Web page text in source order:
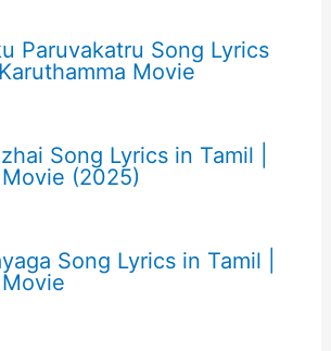
Paruvakatru Song Lyrics
Movie
Song Lyrics in Tamil |
(2025)
Song Lyrics in Tamil |